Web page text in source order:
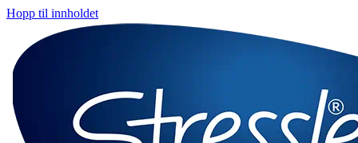
Hopp til innholdet